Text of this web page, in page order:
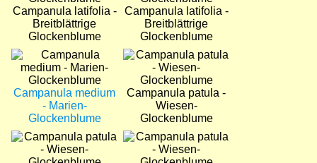
Campanula latifolia -
Breitblättrige
Glockenblume
Campanula latifolia -
Breitblättrige
Glockenblume
Bild
Campanula medium
- Marien-
Glockenblume
Bild
Campanula patula -
Wiesen-
Glockenblume
Bild
Bild